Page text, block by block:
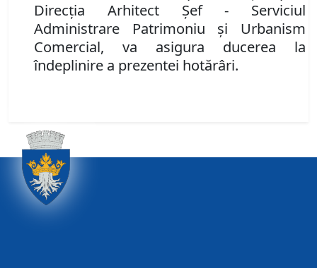
Direcţia Arhitect Şef - Serviciul
Administrare Patrimoniu şi Urbanism
Comercial, va asigura ducerea la
îndeplinire a prezentei hotărâri.